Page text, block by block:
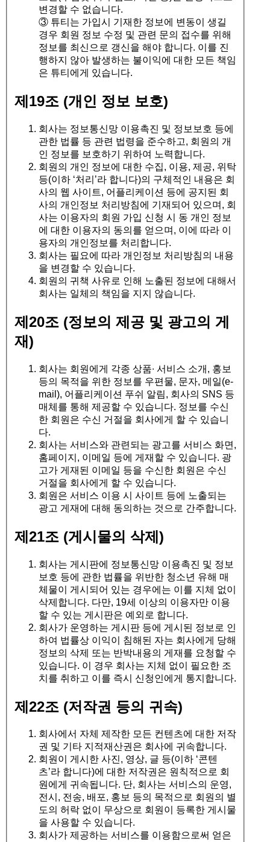
변경할 수 없습니다.
③ 튜티는 가입시 기재한 정보에 변동이 생길
경우 회원 정보 수정 및 관련 문의 접수를 위해
정보를 최신으로 갱신을 해야 합니다. 이를 진
행하지 않아 발생하는 불이익에 대한 모든 책임
은 튜티에게 있습니다.
제19조 (개인 정보 보호)
회사는 정보통신망 이용촉진 및 정보보호 등에
관한 법률 등 관련 법령을 준수하고, 회원의 개
인 정보를 보호하기 위하여 노력합니다.
회원의 개인 정보에 대한 수집, 이용, 제공, 위탁
등(이하 ‘처리’라 합니다)의 구체적인 내용은 회
사의 웹 사이트, 어플리케이션 등에 공지된 회
사의 개인정보 처리방침에 기재되어 있으며, 회
사는 이용자의 회원 가입 신청 시 동 개인 정보
에 대한 이용자의 동의를 얻으며, 이에 따라 이
용자의 개인정보를 처리합니다.
회사는 필요에 따라 개인정보 처리방침의 내용
을 변경할 수 있습니다.
회원의 귀책 사유로 인해 노출된 정보에 대해서
회사는 일체의 책임을 지지 않습니다.
제20조 (정보의 제공 및 광고의 게
재)
회사는 회원에게 각종 상품∙ 서비스 소개, 홍보
등의 목적을 위한 정보를 우편물, 문자, 메일(e-
mail), 어플리케이션 푸쉬 알림, 회사의 SNS 등
매체를 통해 제공할 수 있습니다. 정보를 수신
한 회원은 수신 거절을 회사에게 할 수 있습니
다.
회사는 서비스와 관련되는 광고를 서비스 화면,
홈페이지, 이메일 등에 게재할 수 있습니다. 광
고가 게재된 이메일 등을 수신한 회원은 수신
거절을 회사에게 할 수 있습니다.
회원은 서비스 이용 시 사이트 등에 노출되는
광고 게재에 대해 동의하는 것으로 간주합니다.
제21조 (게시물의 삭제)
회사는 게시판에 정보통신망 이용촉진 및 정보
보호 등에 관한 법률을 위반한 청소년 유해 매
체물이 게시되어 있는 경우에는 이를 지체 없이
삭제합니다. 다만, 19세 이상의 이용자만 이용
할 수 있는 게시판은 예외로 합니다.
회사가 운영하는 게시판 등에 게시된 정보로 인
하여 법률상 이익이 침해된 자는 회사에게 당해
정보의 삭제 또는 반박내용의 게재를 요청할 수
있습니다. 이 경우 회사는 지체 없이 필요한 조
치를 취하고 이를 즉시 신청인에게 통지합니다.
제22조 (저작권 등의 귀속)
회사에서 자체 제작한 모든 컨텐츠에 대한 저작
권 및 기타 지적재산권은 회사에 귀속합니다.
회원이 게시한 사진, 영상, 글 등(이하 ‘콘텐
츠’라 합니다)에 대한 저작권은 원칙적으로 회
원에게 귀속됩니다. 단, 회사는 서비스의 운영,
전시, 전송, 배포, 홍보 등의 목적으로 회원의 별
도의 허락 없이 무상으로 회원이 등록한 게시물
을 사용할 수 있습니다.
회사가 제공하는 서비스를 이용함으로써 얻은